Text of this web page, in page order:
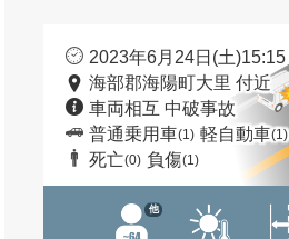
2023年6月24日(土)15:15
海部郡海陽町大里 付近
車両相互 中破事故
普通乗用車(1) 軽自動車(1)
死亡(0) 負傷(1)
他